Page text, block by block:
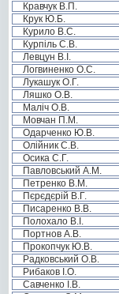
Кравчук В.П.
Крук Ю.Б.
Курило В.С.
Курпіль С.В.
Левцун В.І.
Логвиненко О.С.
Лукашук О.Г.
Ляшко О.В.
Маліч О.В.
Мовчан П.М.
Одарченко Ю.В.
Олійник С.В.
Осика С.Г.
Павловський А.М.
Петренко В.М.
Пєрєдєрій В.Г.
Писаренко В.В.
Полохало В.І.
Портнов А.В.
Прокопчук Ю.В.
Радковський О.В.
Рибаков І.О.
Савченко І.В.